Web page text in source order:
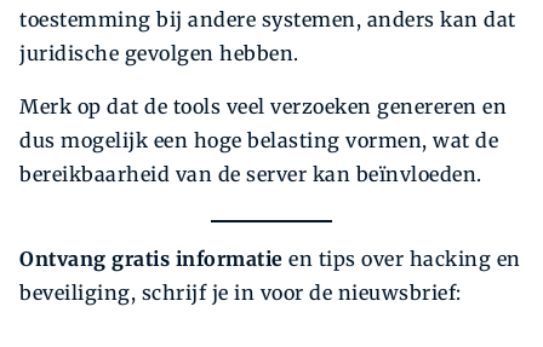
toestemming bij andere systemen, anders kan dat
juridische gevolgen hebben.
Merk op dat de tools veel verzoeken genereren en
dus mogelijk een hoge belasting vormen, wat de
bereikbaarheid van de server kan beïnvloeden.
Ontvang gratis informatie en tips over hacking en
beveiliging, schrijf je in voor de nieuwsbrief: